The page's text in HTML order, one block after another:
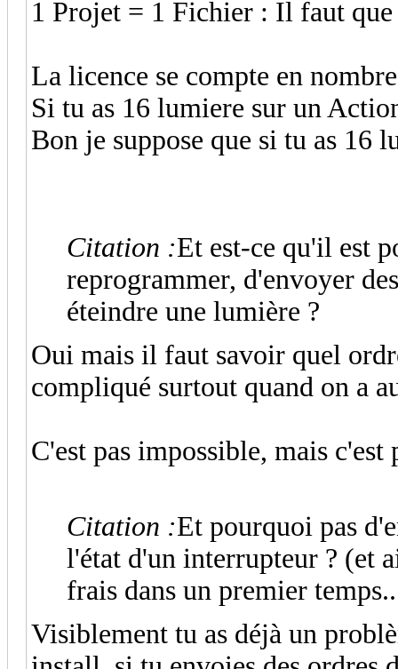
1 Projet = 1 Fichier : Il faut
La licence se compte en
Si tu as 16 lumiere sur un
Bon je suppose que si tu as 16
Citation :Et est-ce qu'il est
reprogrammer, d'envoyer
éteindre une lumière ?
Oui mais il faut savoir quel
compliqué surtout quand on a
C'est pas impossible, mais
Citation :Et pourquoi pas
l'état d'un interrupteur ? (et
frais dans un premier
Visiblement tu as déjà un